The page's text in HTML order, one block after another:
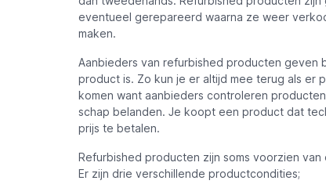
eventueel gerepareerd waarna ze weer
maken.
Aanbieders van refurbished producten geven
product is. Zo kun je er altijd mee terug als er
komen want aanbieders controleren
schap belanden. Je koopt een product dat
prijs te betalen.
Refurbished producten zijn soms voorzien
Er zijn drie verschillende productcondities;